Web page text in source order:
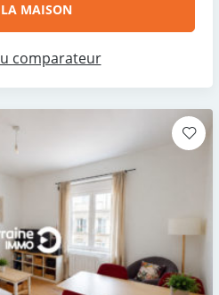
MAISON
comparateur